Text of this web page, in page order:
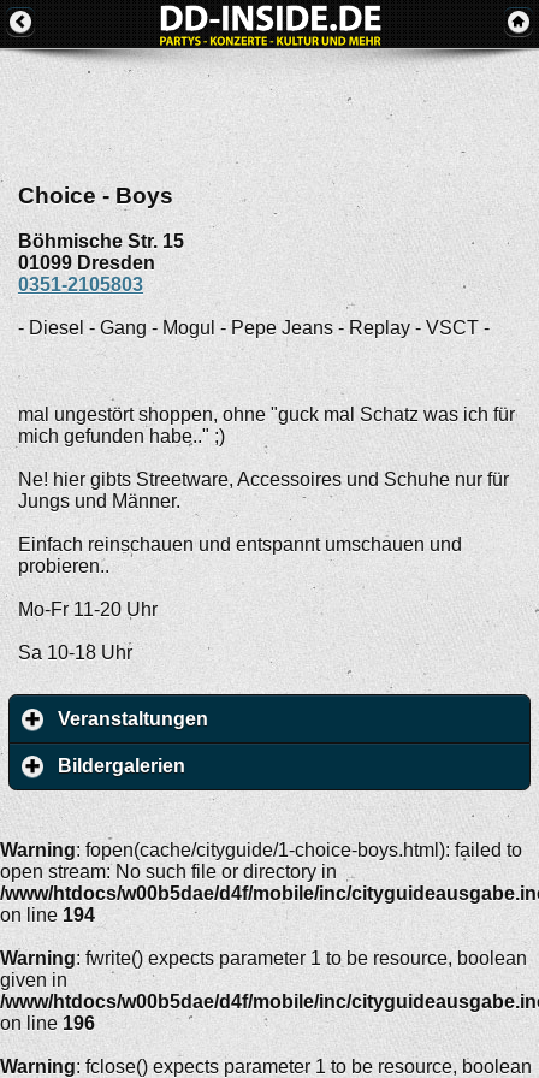
Choice - Boys
Böhmische Str. 15
01099 Dresden
0351-2105803
- Diesel - Gang - Mogul - Pepe Jeans - Replay - VSCT -
mal ungestört shoppen, ohne "guck mal Schatz was ich für
mich gefunden habe.." ;)
Ne! hier gibts Streetware, Accessoires und Schuhe nur für
Jungs und Männer.
Einfach reinschauen und entspannt umschauen und
probieren..
Mo-Fr 11-20 Uhr
Sa 10-18 Uhr
Veranstaltungen
Bildergalerien
Warning: fopen(cache/cityguide/1-choice-boys.html): failed to
open stream: No such file or directory in
/www/htdocs/w00b5dae/d4f/mobile/inc/
on line 194
Warning: fwrite() expects parameter 1 to be resource, boolean
given in
/www/htdocs/w00b5dae/d4f/mobile/inc/
on line 196
Warning: fclose() expects parameter 1 to be resource, boolean